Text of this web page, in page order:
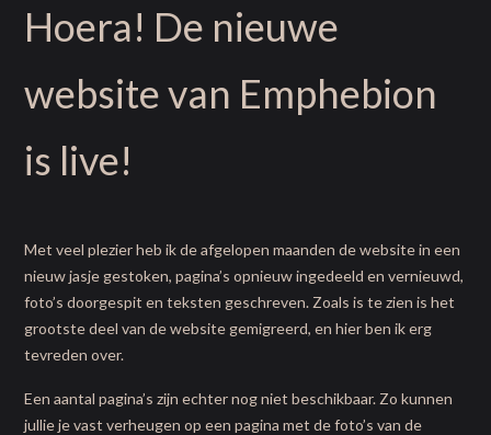
Hoera! De nieuwe
website van Emphebion
is live!
Met veel plezier heb ik de afgelopen maanden de website in een
nieuw jasje gestoken, pagina’s opnieuw ingedeeld en vernieuwd,
foto’s doorgespit en teksten geschreven. Zoals is te zien is het
grootste deel van de website gemigreerd, en hier ben ik erg
tevreden over.
Een aantal pagina’s zijn echter nog niet beschikbaar. Zo kunnen
jullie je vast verheugen op een pagina met de foto’s van de